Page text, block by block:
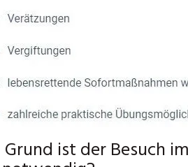
ist der Besuch